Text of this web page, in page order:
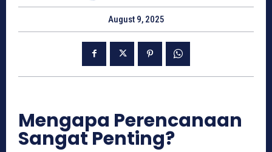
August 9, 2025
Mengapa Perencanaan
Sangat Penting?